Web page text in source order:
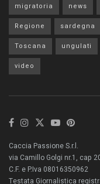
migratoria
news
Regione
sardegna
Toscana
ungulati
video
Caccia Passione S.r.l.
via Camillo Golgi nr.1, cap
C.F. e P.Iva 08016350962
Testata Giornalistica